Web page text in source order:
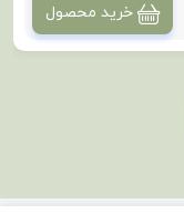
خرید محصول